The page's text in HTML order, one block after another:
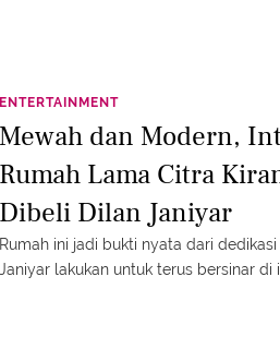
ENTERTAINMENT
Mewah dan Modern,
Rumah Lama Citra
Dibeli Dilan Janiyar
Rumah ini jadi bukti nyata dari
Janiyar lakukan untuk terus bersinar di